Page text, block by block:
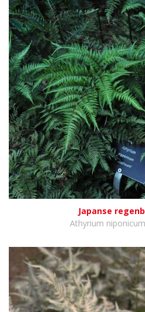
Japanse
Athyrium